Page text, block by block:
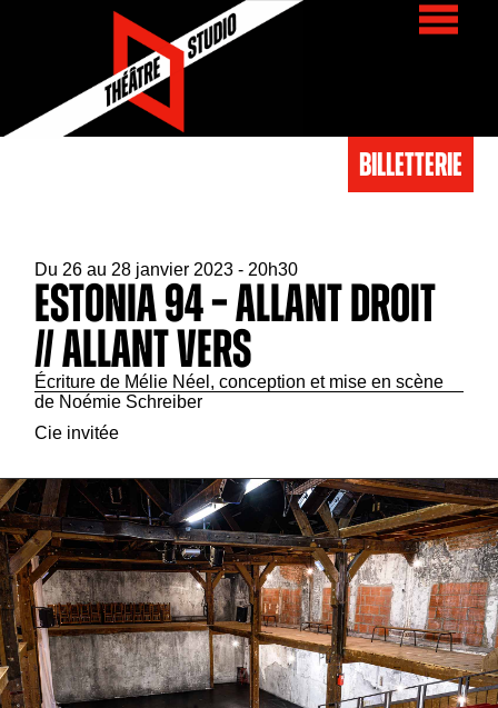
BIlletterie
Du 26 au 28 janvier 2023 - 20h30
Estonia 94 – ALLANT DROIT
// ALLANT VERS
Écriture de Mélie Néel, conception et mise en scène
de Noémie Schreiber
Cie invitée